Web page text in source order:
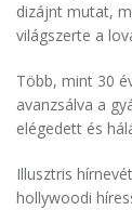
dizájnt mutat,
világszerte a
Több, mint 30
avanzsálva a
elégedett és
Illusztris
hollywoodi